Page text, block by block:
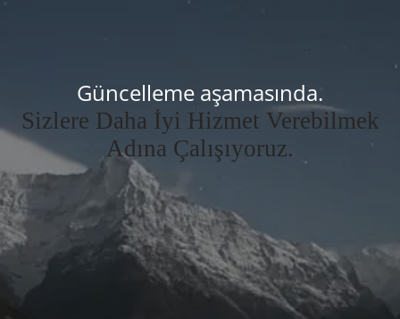
Güncelleme aşamasında.
Sizlere Daha İyi Hizmet Verebilmek
Adına Çalışıyoruz.